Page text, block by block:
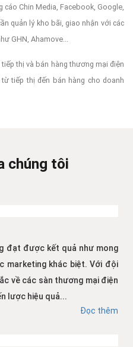
cáo Chin Media, Facebook, Google,
quản lý kho bãi, giao nhận với các
GHN, Ahamove...
thị và bán hàng thương mại điện
tiếp thị đến bán hàng cho doanh
chúng tôi
đạt được kết quả như mong
marketing khác biệt. Với đội
về các sàn thương mại điện
lược hiệu quả...
Đọc thêm